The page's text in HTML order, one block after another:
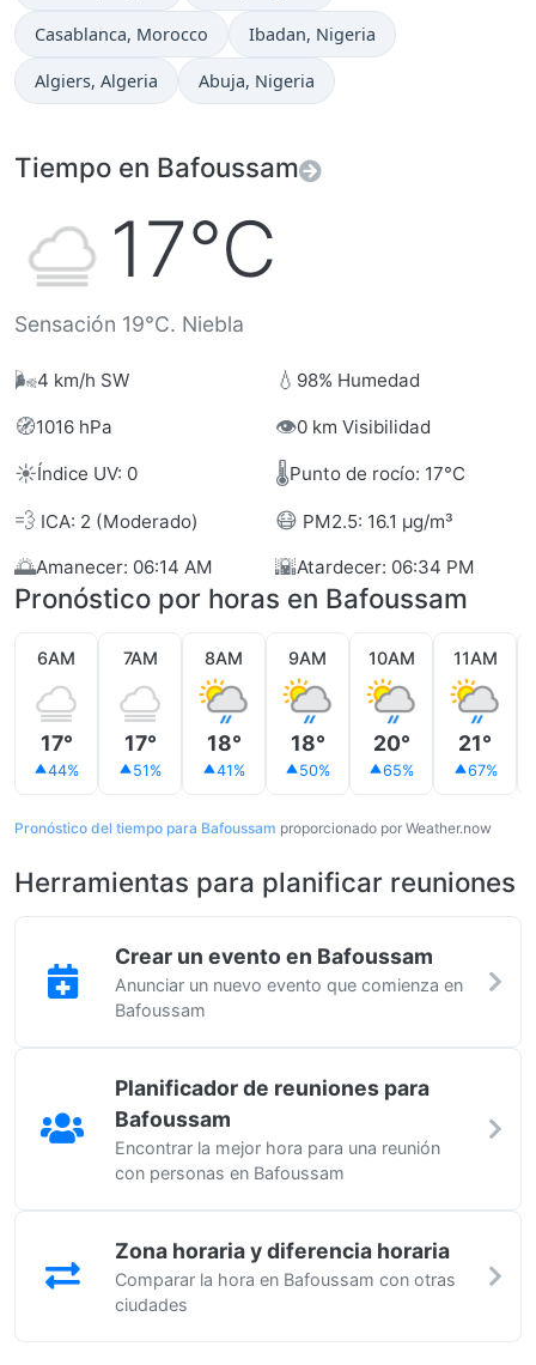
Hora actual en
Casablanca, Morocco Hora actual en
Ibadan, Nigeria
Hora actual en
Algiers, Algeria Hora actual en
Abuja, Nigeria
Tiempo en Bafoussam
17°C
Sensación 19°C. Niebla
🌬️4 km/h SW 💧 98% Humedad
🧭1016 hPa 👁️0 km Visibilidad
☀️Índice UV: 0 🌡️Punto de rocío: 17°C
💨 ICA: 2 (Moderado) 😷 PM2.5: 16.1 µg/m³
🌅Amanecer: 06:14 AM 🌇Atardecer: 06:34 PM
Pronóstico por horas en Bafoussam
6AM
17°
44%
7AM
17°
51%
8AM
18°
41%
9AM
18°
50%
10AM
20°
65%
11AM
21°
67%
Pronóstico del tiempo para Bafoussam proporcionado por Weather.now
Herramientas para planificar reuniones
Crear un evento en Bafoussam
Anunciar un nuevo evento que comienza en
Bafoussam
Planificador de reuniones para
Bafoussam
Encontrar la mejor hora para una reunión
con personas en Bafoussam
Zona horaria y diferencia horaria
Comparar la hora en Bafoussam con otras
ciudades